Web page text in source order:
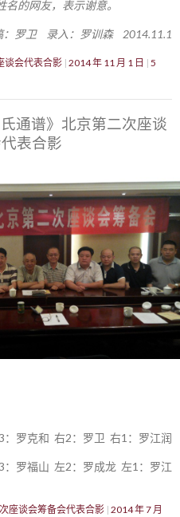
的网友，表示谢意。
：罗卫 录入：罗训森 2014.11.1
谈会代表合影 2014 年 11 月 1 日
5
通谱》北京第二次座谈
表合影
罗克和 右2：罗卫 右1：罗江润
罗福山 左2：罗成龙 左1：罗江
座谈会筹备会代表合影 2014 年 7 月